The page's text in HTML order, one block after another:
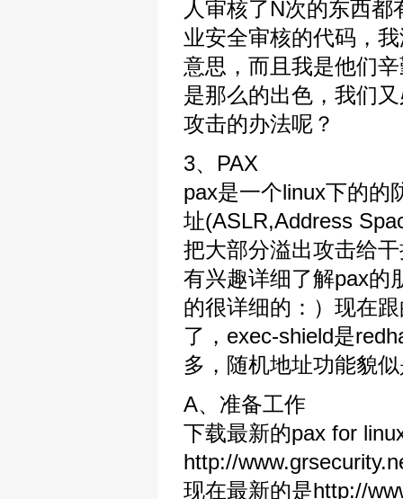
人审核了N次的东西
业安全审核的代码，
意思，而且我是他们
是那么的出色，我们
攻击的办法呢？
3、PAX
pax是一个linux下的的
址(ASLR,Address
把大部分溢出攻击给
有兴趣详细了解pax的
的很详细的：）现在
了，exec-shield是
多，随机地址功能貌
A、准备工作
下载最新的pax for
http://
现在最新的是http://